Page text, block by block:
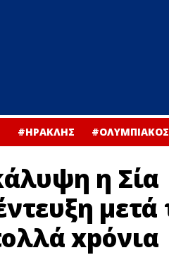
#ΗΡΑΚΛΗΣ #ΟΛΥΜΠΙΑΚΟΣ
η Σία
μετά
xpόνια